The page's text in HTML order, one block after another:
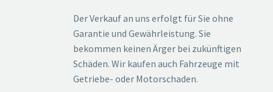
Der Verkauf an uns erfolgt für Sie ohne
Garantie und Gewährleistung. Sie
bekommen keinen Ärger bei zukünftigen
Schäden. Wir kaufen auch Fahrzeuge mit
Getriebe- oder Motorschaden.